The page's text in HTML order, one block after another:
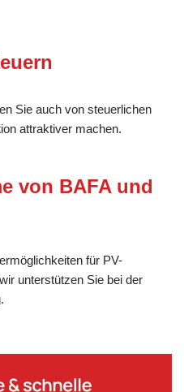
Sie auch von steuerlichen
attraktiver machen.
von BAFA und
für PV-
unterstützen Sie bei der